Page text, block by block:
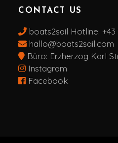
CONTACT US
boats2sail Hotline: +43
hallo@boats2sail.com
Büro: Erzherzog Karl
Instagram
Facebook